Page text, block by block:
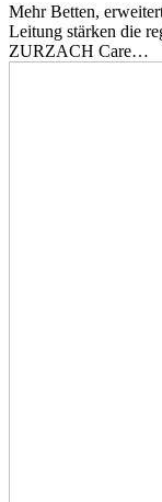
Mehr Betten,
Leitung stärken die
ZURZACH Care…